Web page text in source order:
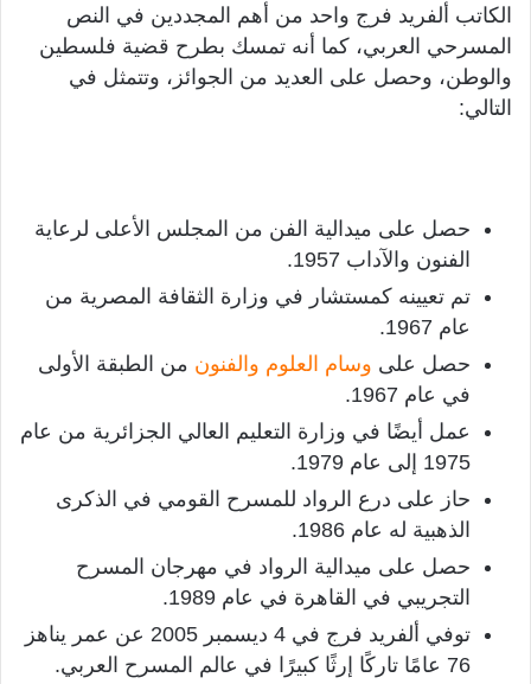
الكاتب ألفريد فرج واحد من أهم المجددين في النص
المسرحي العربي، كما أنه تمسك بطرح قضية فلسطين
والوطن، وحصل على العديد من الجوائز، وتتمثل في
التالي:
حصل على ميدالية الفن من المجلس الأعلى لرعاية
الفنون والآداب 1957.
تم تعيينه كمستشار في وزارة الثقافة المصرية من
عام 1967.
حصل على وسام العلوم والفنون من الطبقة الأولى
في عام 1967.
عمل أيضًا في وزارة التعليم العالي الجزائرية من عام
1975 إلى عام 1979.
حاز على درع الرواد للمسرح القومي في الذكرى
الذهبية له عام 1986.
حصل على ميدالية الرواد في مهرجان المسرح
التجريبي في القاهرة في عام 1989.
توفي ألفريد فرج في 4 ديسمبر 2005 عن عمر يناهز
76 عامًا تاركًا إرثًا كبيرًا في عالم المسرح العربي.